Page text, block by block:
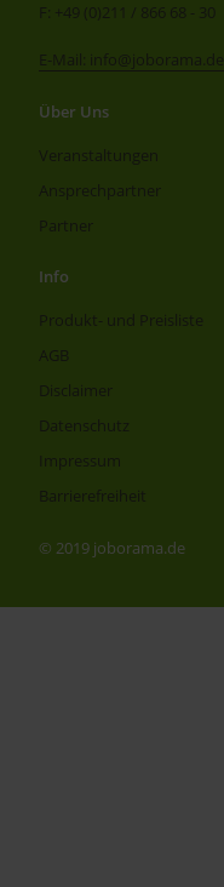
F: +49 (0)211 / 866 68 - 30
E-Mail: info@joborama.de
Über Uns
Veranstaltungen
Ansprechpartner
Partner
Info
Produkt- und Preisliste
AGB
Disclaimer
Datenschutz
Impressum
Barrierefreiheit
© 2019 joborama.de